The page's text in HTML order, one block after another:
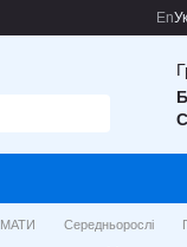
En
Середньорослі